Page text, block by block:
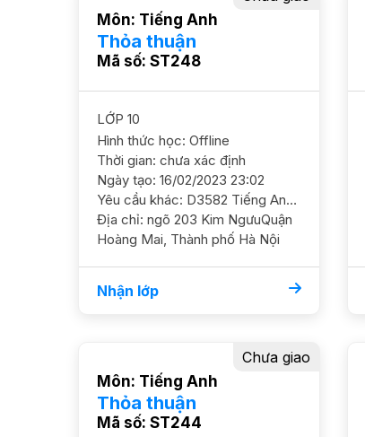
Môn: Tiếng Anh
Thỏa thuận
Mã số: ST248
LỚP 10
Hình thức học: Offline
Thời gian: chưa xác định
Ngày tạo: 16/02/2023 23:02
Yêu cầu khác: D3582 Tiếng Anh 10/ HS nam /HL TBKhá nắm chắc kiến thức cơ bản và ôn luyên thêm GS Nam,
Địa chỉ: ngõ 203 Kim NgưuQuận
Hoàng Mai, Thành phố Hà Nội
Nhận lớp
Môn: Tiếng Anh
Thỏa thuận
Mã số: ST244
Chưa giao